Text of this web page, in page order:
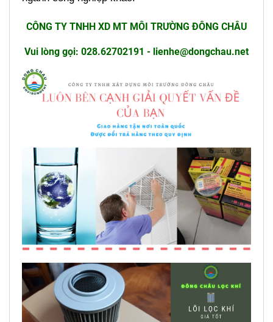
CÔNG TY TNHH XD MT MÔI TRƯỜNG ĐÔNG CHÂU
Vui lòng gọi: 028.62702191 - lienhe@dongchau.net